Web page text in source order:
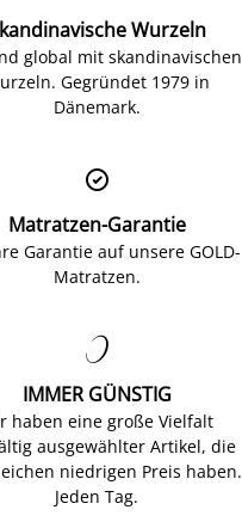
Wurzeln
global mit skandinavischen
Gegründet 1979 in
Dänemark.

Matratzen-Garantie
Garantie auf unsere GOLD-
Matratzen.

IMMER GÜNSTIG
haben eine große Vielfalt
ausgewählter Artikel, die
niedrigen Preis haben.
Jeden Tag.